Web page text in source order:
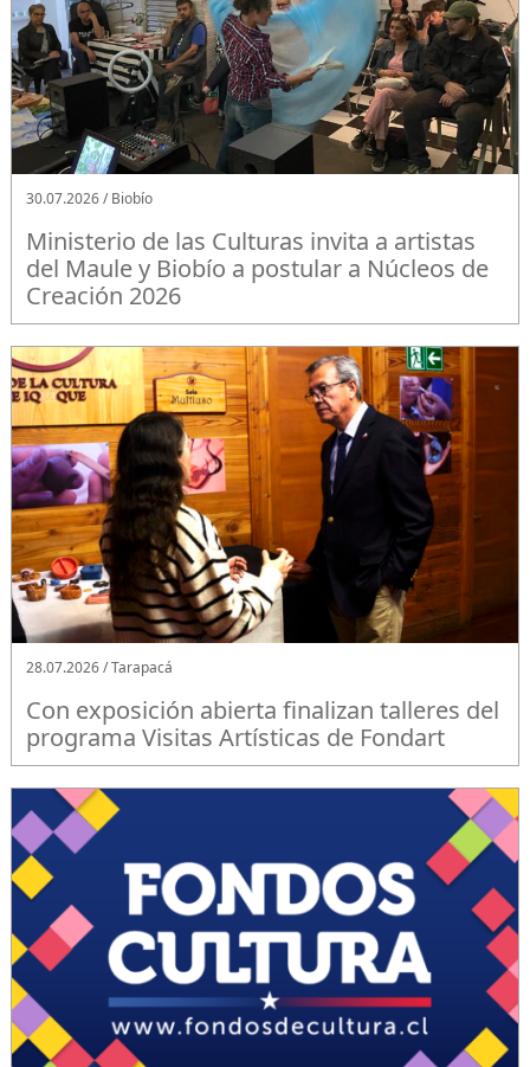
30.07.2026 / Biobío
Ministerio de las Culturas invita a artistas
del Maule y Biobío a postular a Núcleos de
Creación 2026
28.07.2026 / Tarapacá
Con exposición abierta finalizan talleres del
programa Visitas Artísticas de Fondart